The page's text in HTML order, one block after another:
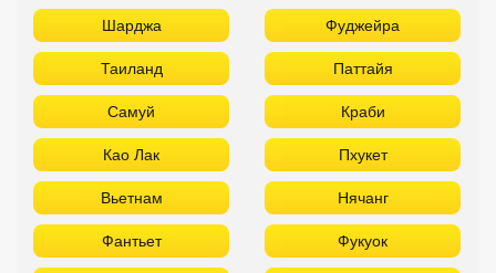
Шарджа Фуджейра
Таиланд Паттайя
Самуй Краби
Као Лак Пхукет
Вьетнам Нячанг
Фантьет Фукуок